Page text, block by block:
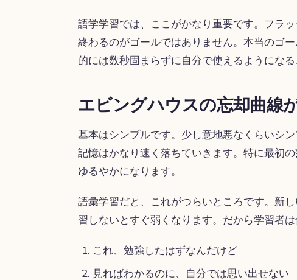
語学学習では、ここがかなり重要です。フラ
終わるのがゴールではありません。本当のゴ
的には数秒固まらずに自分で使えるようになる
エビングハウスの忘却曲線
基本はシンプルです。少し意地悪なくらいシ
記憶はかなり速く落ちていきます。特に最初
ゆるやかになります。
語彙学習だと、これがつらいところです。新
習しないとすぐ弱くなります。だから学習者は
これ、勉強したはずなんだけど
見ればわかるのに、自分では思い出せない